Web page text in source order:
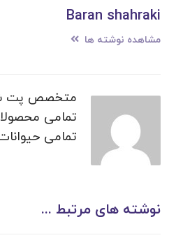
Baran shahraki
مشاهده نوشته ها
متخصص پت
تمامی
تمامی
نوشته های مرتبط ...